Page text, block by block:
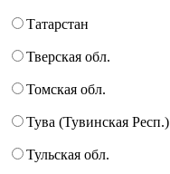
Татарстан
Тверская обл.
Томская обл.
Тува (Тувинская Респ.)
Тульская обл.